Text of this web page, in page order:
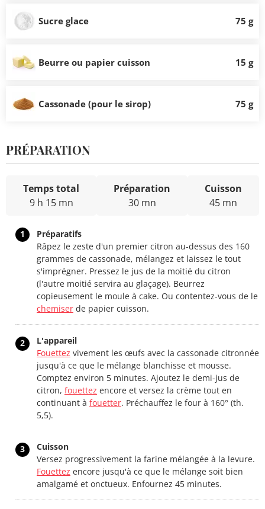
Sucre glace 75 g
Beurre ou papier cuisson 15 g
Cassonade (pour le sirop) 75 g
PRÉPARATION
Temps total
9 h 15 mn
Préparation
30 mn
Cuisson
45 mn
1
Préparatifs
Râpez le zeste d'un premier citron au-dessus des 160
grammes de cassonade, mélangez et laissez le tout
s'imprégner. Pressez le jus de la moitié du citron
(l'autre moitié servira au glaçage). Beurrez
copieusement le moule à cake. Ou contentez-vous de le
chemiser de papier cuisson.
2
L'appareil
Fouettez vivement les œufs avec la cassonade citronnée
jusqu'à ce que le mélange blanchisse et mousse.
Comptez environ 5 minutes. Ajoutez le demi-jus de
citron, fouettez encore et versez la crème tout en
continuant à fouetter. Préchauffez le four à 160° (th.
5,5).
3
Cuisson
Versez progressivement la farine mélangée à la levure.
Fouettez encore jusqu'à ce que le mélange soit bien
amalgamé et onctueux. Enfournez 45 minutes.